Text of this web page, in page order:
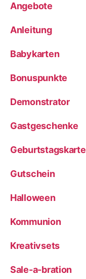
Angebote
Anleitung
Babykarten
Bonuspunkte
Demonstrator
Gastgeschenke
Geburtstagskarte
Gutschein
Halloween
Kommunion
Kreativsets
Sale-a-bration